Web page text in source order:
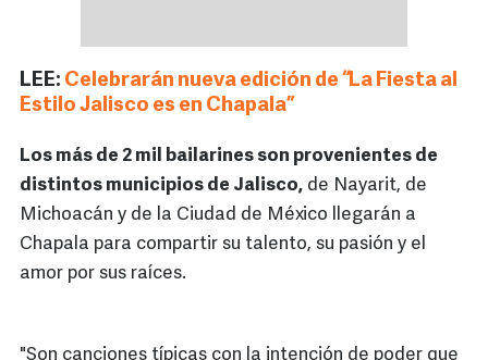
LEE: Celebrarán nueva edición de “La Fiesta al
Estilo Jalisco es en Chapala”
Los más de 2 mil bailarines son provenientes de
distintos municipios de Jalisco, de Nayarit, de
Michoacán y de la Ciudad de México llegarán a
Chapala para compartir su talento, su pasión y el
amor por sus raíces.
"Son canciones típicas con la intención de poder que